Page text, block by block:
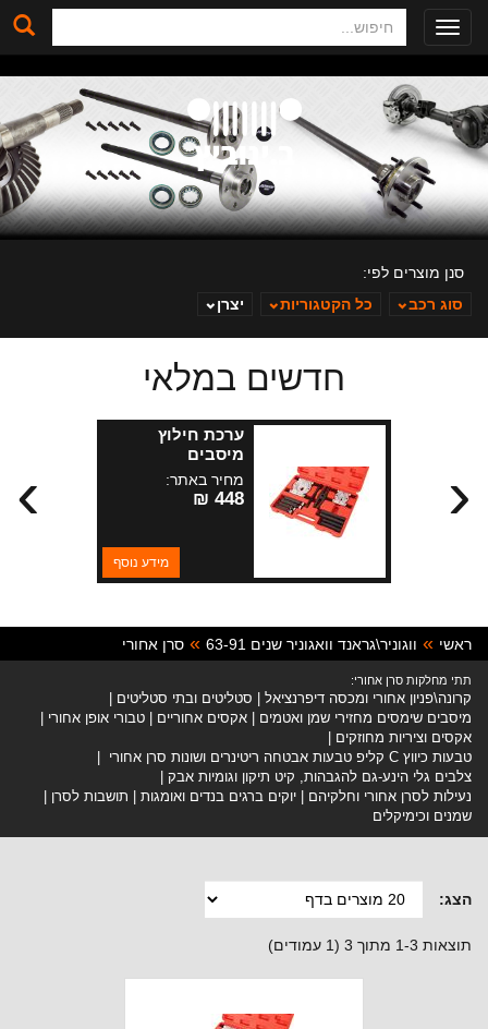
Toggle
navigation
ב. ינוביץ
סנן מוצרים לפי:
סוג רכב
כל הקטגוריות יצרן
חדשים במלאי
ערכת חילוץ
מיסבים
מחיר באתר:
448 ₪
מידע נוסף
› ‹
ראשי ווגוניר\גראנד וואגוניר שנים 63-91 סרן אחורי
תתי מחלקות סרן אחורי:
קרונה\פניון אחורי ומכסה דיפרנציאל
סטליטים ובתי סטליטים
מיסבים שימסים מחזירי שמן ואטמים
אקסים אחוריים
טבורי אופן אחורי
אקסים וציריות מחוזקים
טבעות כיווץ C קליפ טבעות אבטחה ריטינרים ושונות סרן אחורי
צלבים גלי הינע-גם להגבהות, קיט תיקון וגומיות אבק
נעילות לסרן אחורי וחלקיהם
יוקים ברגים בנדים ואומגות
תושבות לסרן
שמנים וכימיקלים
הצג:
תוצאות 1-3 מתוך 3 (1 עמודים)